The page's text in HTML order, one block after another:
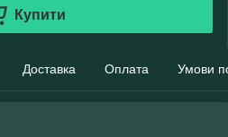
Купити
Доставка Оплата Умови